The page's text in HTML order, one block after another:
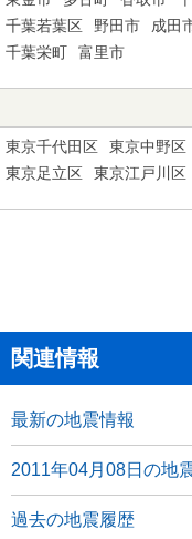
千葉若葉区
野田市 成田
千葉栄町
富里市
東京千代田区 東京中野区
東京足立区
東京江戸川区
関連情報
最新の地震情報
2011年04月08日の地
過去の地震履歴